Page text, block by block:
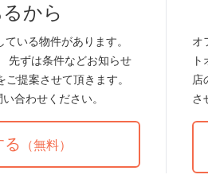
から
いる物件があります。
先ずは条件などお知らせ
提案させて頂きます。
合わせください。
る （無料）
オ
店
さ